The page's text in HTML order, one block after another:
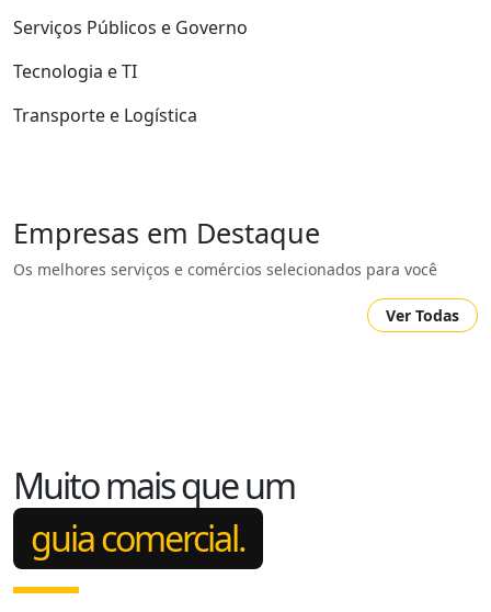
Serviços Públicos e Governo
Tecnologia e TI
Transporte e Logística
Empresas em Destaque
Os melhores serviços e comércios selecionados para você
Ver Todas
Muito mais que um
guia comercial.